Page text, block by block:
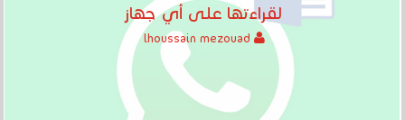
لقراءتها على أي جهاز